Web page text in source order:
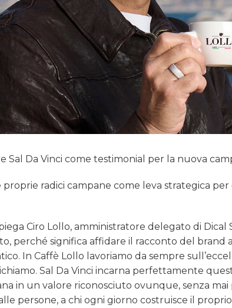
Sal Da Vinci come testimonial per la nuova
proprie radici campane come leva strategica
Ciro Lollo, amministratore delegato di Dical
perché significa affidare il racconto del brand
In Caffè Lollo lavoriamo da sempre
Sal Da Vinci incarna perfettamente
in un valore riconosciuto ovunque, senza
persone, a chi ogni giorno costruisce il